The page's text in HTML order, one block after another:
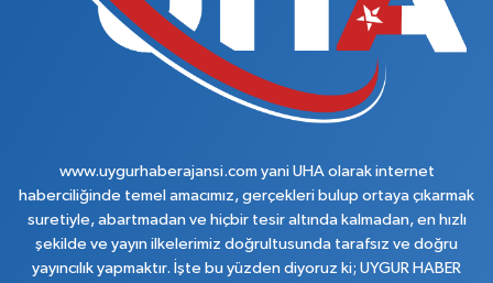
www.uygurhaberajansi.com yani UHA olarak internet
haberciliğinde temel amacımız, gerçekleri bulup ortaya çıkarmak
suretiyle, abartmadan ve hiçbir tesir altında kalmadan, en hızlı
şekilde ve yayın ilkelerimiz doğrultusunda tarafsız ve doğru
yayıncılık yapmaktır. İşte bu yüzden diyoruz ki; UYGUR HABER